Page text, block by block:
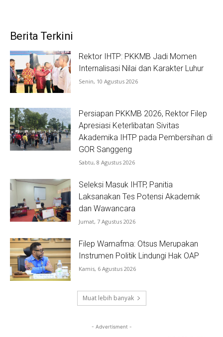
Berita Terkini
Rektor IHTP: PKKMB Jadi Momen
Internalisasi Nilai dan Karakter Luhur
Senin, 10 Agustus 2026
Persiapan PKKMB 2026, Rektor Filep
Apresiasi Keterlibatan Sivitas
Akademika IHTP pada Pembersihan di
GOR Sanggeng
Sabtu, 8 Agustus 2026
Seleksi Masuk IHTP, Panitia
Laksanakan Tes Potensi Akademik
dan Wawancara
Jumat, 7 Agustus 2026
Filep Wamafma: Otsus Merupakan
Instrumen Politik Lindungi Hak OAP
Kamis, 6 Agustus 2026
Muat lebih banyak
- Advertisment -